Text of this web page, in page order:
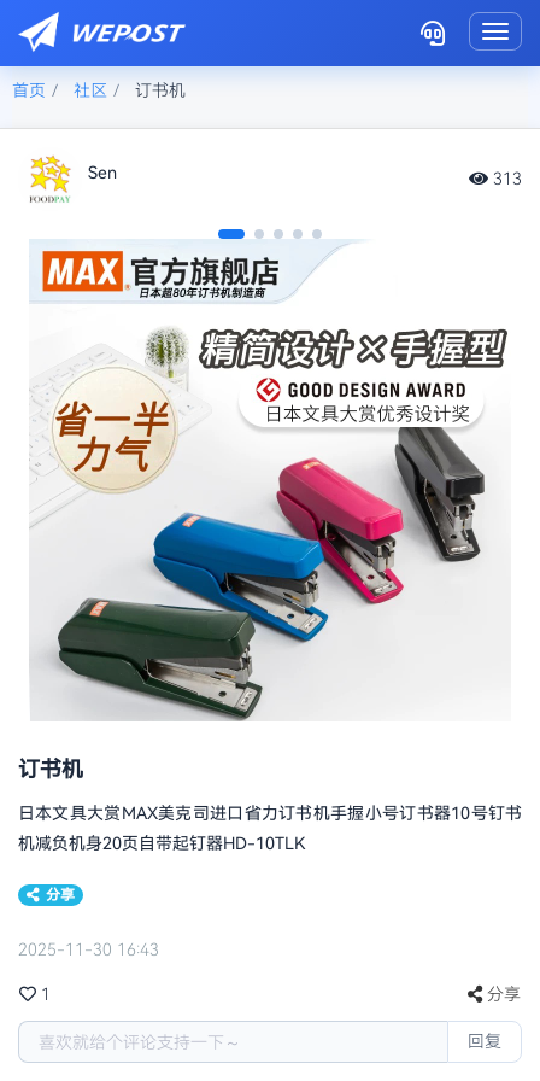
首页 社区 订书机
Sen 313
订书机
日本文具大赏MAX美克司进口省力订书机手握小号订书器10号钉书
机减负机身20页自带起钉器HD-10TLK
分享
2025-11-30 16:43
1 分享
回复